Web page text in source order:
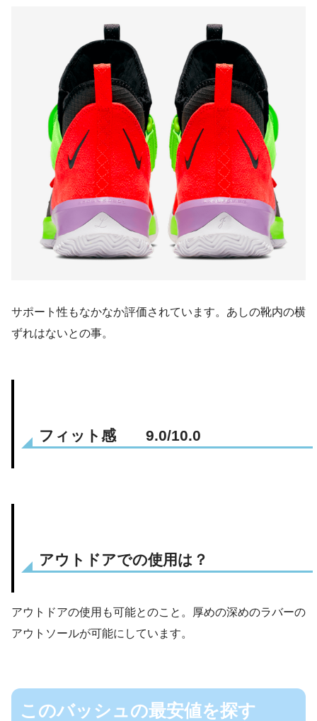
サポート性もなかなか評価されています。あしの靴内の横
ずれはないとの事。
フィット感 9.0/10.0
アウトドアでの使用は？
アウトドアの使用も可能とのこと。厚めの深めのラバーの
アウトソールが可能にしています。
このバッシュの最安値を探す